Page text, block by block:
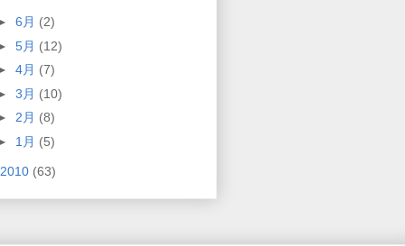
6月 (2)
5月 (12)
4月 (7)
3月 (10)
2月 (8)
1月 (5)
2010 (63)